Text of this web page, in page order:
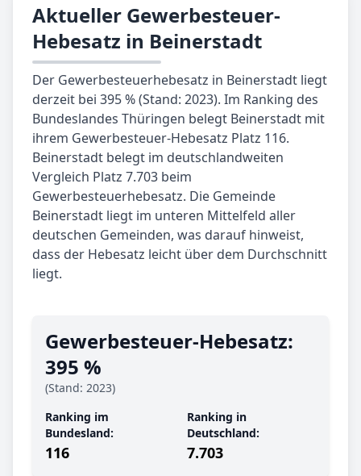
Aktueller Gewerbesteuer-
Hebesatz in Beinerstadt
Der Gewerbesteuerhebesatz in Beinerstadt liegt
derzeit bei 395 % (Stand: 2023). Im Ranking des
Bundeslandes Thüringen belegt Beinerstadt mit
ihrem Gewerbesteuer-Hebesatz Platz 116.
Beinerstadt belegt im deutschlandweiten
Vergleich Platz 7.703 beim
Gewerbesteuerhebesatz. Die Gemeinde
Beinerstadt liegt im unteren Mittelfeld aller
deutschen Gemeinden, was darauf hinweist,
dass der Hebesatz leicht über dem Durchschnitt
liegt.
Gewerbe­steuer-Hebe­satz:
395 %
(Stand: 2023)
Ranking im
Bundesland:
116
Ranking in
Deutschland:
7.703